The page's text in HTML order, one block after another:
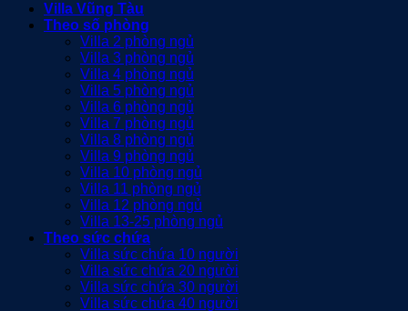
Villa Vũng Tàu
Theo số phòng
Villa 2 phòng ngủ
Villa 3 phòng ngủ
Villa 4 phòng ngủ
Villa 5 phòng ngủ
Villa 6 phòng ngủ
Villa 7 phòng ngủ
Villa 8 phòng ngủ
Villa 9 phòng ngủ
Villa 10 phòng ngủ
Villa 11 phòng ngủ
Villa 12 phòng ngủ
Villa 13-25 phòng ngủ
Theo sức chứa
Villa sức chứa 10 người
Villa sức chứa 20 người
Villa sức chứa 30 người
Villa sức chứa 40 người